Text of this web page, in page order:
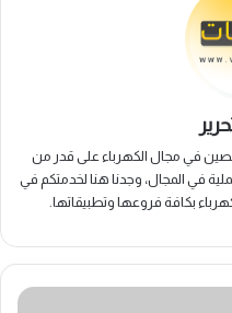
في مجال الكهرباء على قدر من
في المجال، وجدنا هنا لخدمتكم في
بكافة فروعها وتطبيقاتها.